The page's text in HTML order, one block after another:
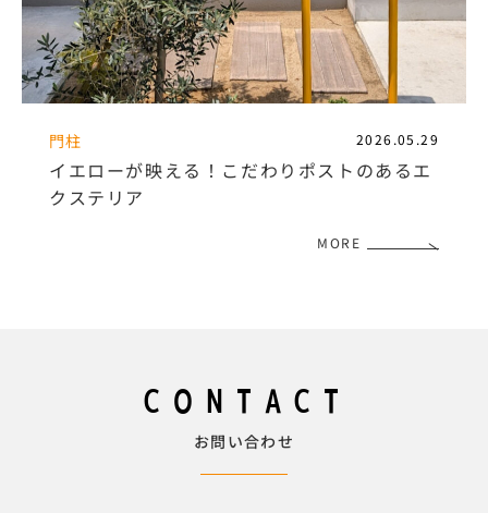
門柱 2026.05.29
イエローが映える！こだわりポストのあるエ
クステリア
MORE
CONTACT
お問い合わせ